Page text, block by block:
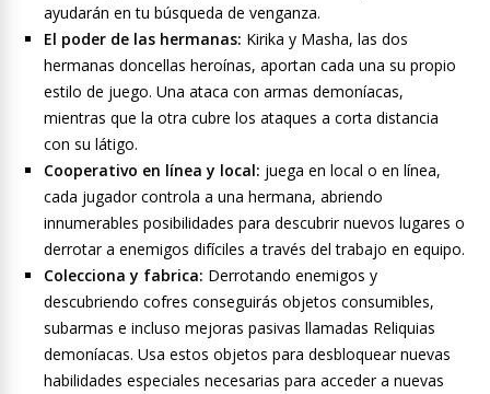
ayudarán en tu búsqueda de venganza.
El poder de las hermanas: Kirika y Masha, las dos
hermanas doncellas heroínas, aportan cada una su propio
estilo de juego. Una ataca con armas demoníacas,
mientras que la otra cubre los ataques a corta distancia
con su látigo.
Cooperativo en línea y local: juega en local o en línea,
cada jugador controla a una hermana, abriendo
innumerables posibilidades para descubrir nuevos lugares o
derrotar a enemigos difíciles a través del trabajo en equipo.
Colecciona y fabrica: Derrotando enemigos y
descubriendo cofres conseguirás objetos consumibles,
subarmas e incluso mejoras pasivas llamadas Reliquias
demoníacas. Usa estos objetos para desbloquear nuevas
habilidades especiales necesarias para acceder a nuevas